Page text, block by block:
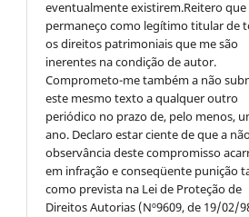
eventualmente existirem.Reitero que
permaneço como legítimo titular de
os direitos patrimoniais que me são
inerentes na condição de autor.
Comprometo-me também a não
este mesmo texto a qualquer outro
periódico no prazo de, pelo menos,
ano. Declaro estar ciente de que a
observância deste compromisso
em infração e conseqüente punição
como prevista na Lei de Proteção de
Direitos Autorias (Nº9609, de 19/02/